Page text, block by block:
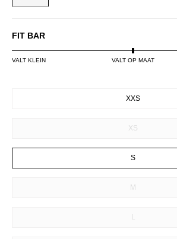
FIT BAR
VALT KLEIN VALT OP MAAT
XXS
XS
S
M
L